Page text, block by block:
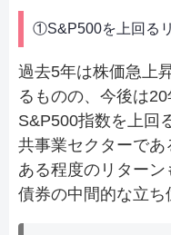
①S&P500を上回る
過去5年は株価急上
るものの、今後は
S&P500指数を上回
共事業セクターであ
ある程度のリターン
債券の中間的な立ち